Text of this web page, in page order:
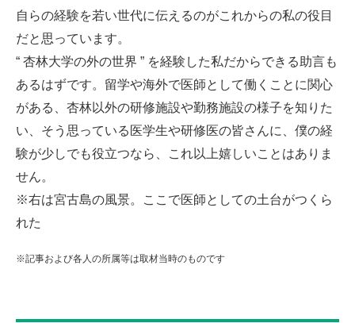
自らの経験を若い世代に伝えるのがこれからの私の役目
だと思っています。
“ 杏林大学の外の世界 ” を経験した私だからできる助言も
あるはずです。留学や海外で医師として働くことに関心
がある、杏林以外の研修施設や勤務施設の様子を知りた
い、そう思っている医学生や研修医の皆さんに、僕の経
験が少しでも役立つなら、これ以上嬉しいことはありま
せん。
※右は宮古島の風景。ここで医師としての土台がつくら
れた
※記事および各人の所属等は取材当時のものです